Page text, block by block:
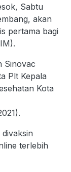
Sabtu
akan
pertama bagi
Sinovac
Plt Kepala
Kota
terlebih